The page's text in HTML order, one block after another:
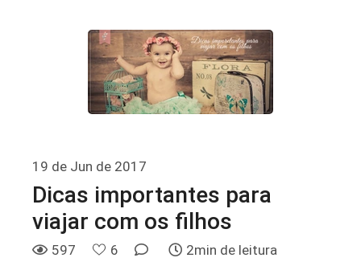
19 de Jun de 2017
Dicas importantes para
viajar com os filhos
597 6 2min de leitura